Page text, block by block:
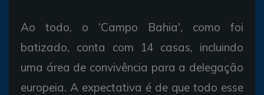
Ao todo, o ‘Campo Bahia', como foi
batizado, conta com 14 casas, incluindo
uma área de convivência para a delegação
europeia. A expectativa é de que todo esse